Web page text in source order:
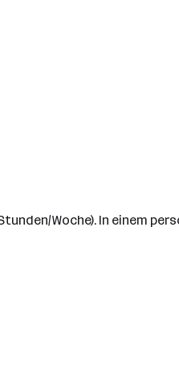
Woche). In einem